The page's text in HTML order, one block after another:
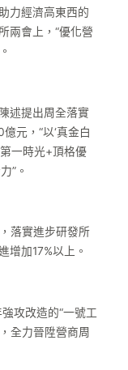
力經濟高東西的
兩會上，“優化營
述提出周全落實
元，“以‘真金白
第一時光+頂格優
”。
落實進步研發所
增加17%以上。
攻改造的“一號工
全力晉陞營商周